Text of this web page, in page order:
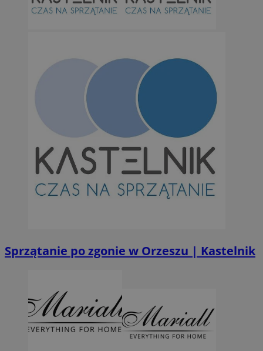
Sprzątanie po zgonie w Orzeszu | Kastelnik
Niezbędne Wydajność
takich jak logowanie użytkownika i zarządzanie kontem. Bez
można prawidłowo korzystać ze strony internetowej.
Nazwa
Provider/
SessID
orzesze.com.pl
QeSessID orzesze.com.pl